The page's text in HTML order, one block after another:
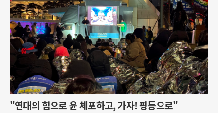
"연대의 힘으로 윤 체포하고, 가자! 평등으로"